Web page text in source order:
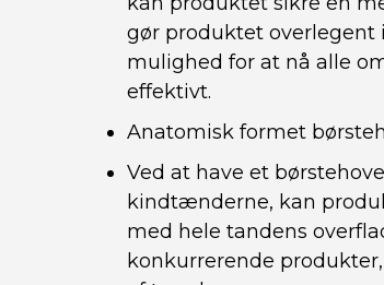
gør produktet overlegent
mulighed for at nå alle
effektivt.
Anatomisk formet
Ved at have et
kindtænderne, kan
med hele tandens
konkurrerende